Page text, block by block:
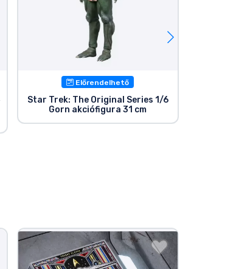
Előrendelhető
Star Trek: The Original Series 1/6
Gorn akciófigura 31 cm